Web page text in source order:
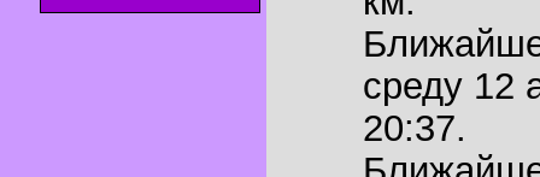
среду 12
20:37.